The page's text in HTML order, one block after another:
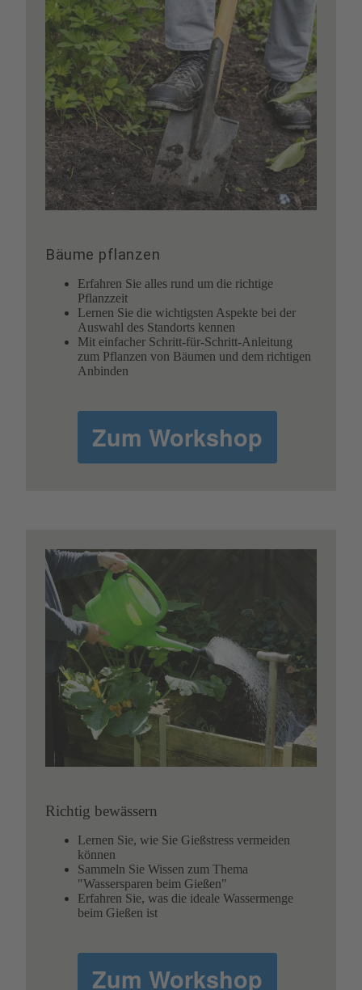
Bäume pflanzen
Erfahren Sie alles rund um die richtige
Pflanzzeit
Lernen Sie die wichtigsten Aspekte bei der
Auswahl des Standorts kennen
Mit einfacher Schritt-für-Schritt-Anleitung
zum Pflanzen von Bäumen und dem richtigen
Anbinden
Zum Workshop
Richtig bewässern
Lernen Sie, wie Sie Gießstress vermeiden
können
Sammeln Sie Wissen zum Thema
"Wassersparen beim Gießen"
Erfahren Sie, was die ideale Wassermenge
beim Gießen ist
Zum Workshop